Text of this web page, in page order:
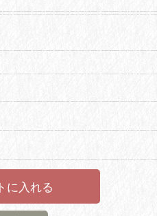
に入れる